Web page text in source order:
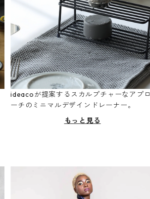
ideacoが提案するスカルプチャーなアプロ
ーチのミニマルデザインドレーナー。
もっと見る